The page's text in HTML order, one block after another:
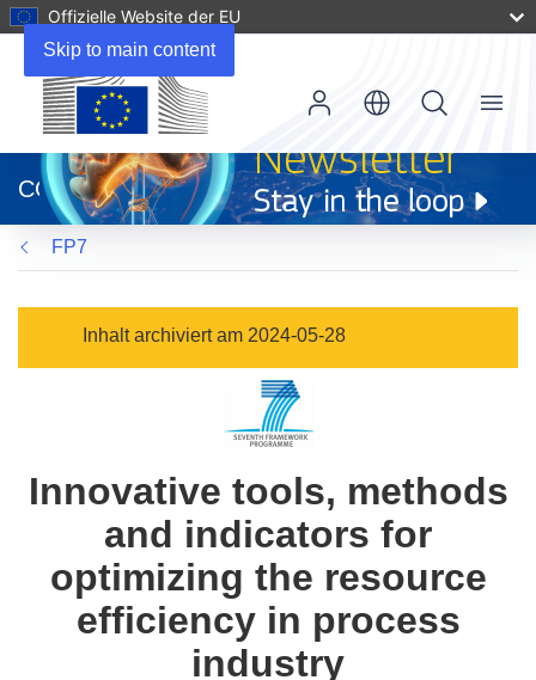
Skip to main content
Offizielle Website der EU
neuem
Fenster)
CORDIS
Menu
FP7
Inhalt archiviert am 2024-05-28
Innovative tools, methods
and indicators for
optimizing the resource
efficiency in process
industry